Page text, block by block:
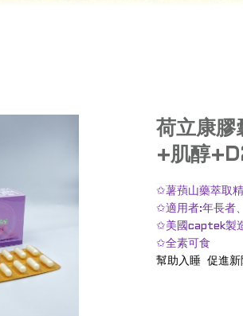
荷立康膠
+肌醇
✩薯蕷山藥萃取
✩適用者:年長者
✩美國captek製
✩全素可食
幫助入睡 促進